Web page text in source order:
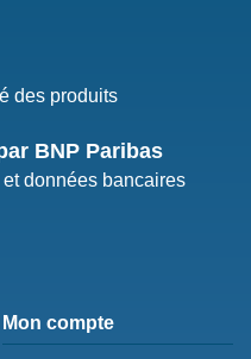
des produits
BNP Paribas
données bancaires
Mon compte